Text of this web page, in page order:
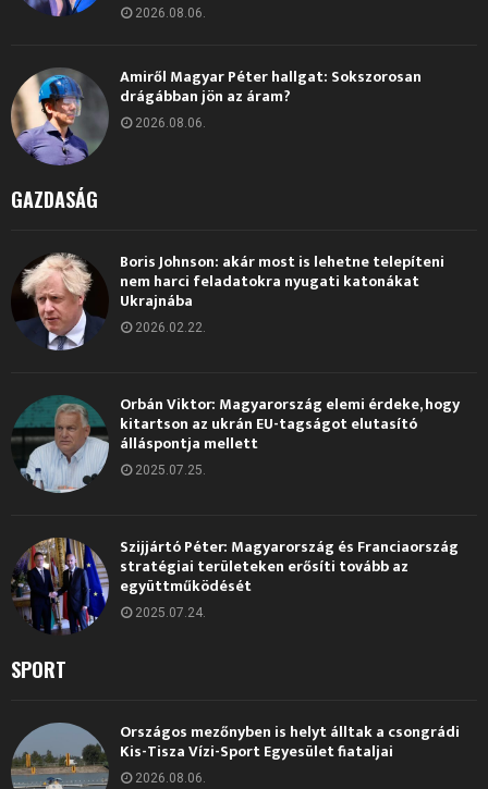
2026.08.06.
Amiről Magyar Péter hallgat: Sokszorosan
drágábban jön az áram?
2026.08.06.
GAZDASÁG
Boris Johnson: akár most is lehetne telepíteni
nem harci feladatokra nyugati katonákat
Ukrajnába
2026.02.22.
Orbán Viktor: Magyarország elemi érdeke, hogy
kitartson az ukrán EU-tagságot elutasító
álláspontja mellett
2025.07.25.
Szijjártó Péter: Magyarország és Franciaország
stratégiai területeken erősíti tovább az
együttműködését
2025.07.24.
SPORT
Országos mezőnyben is helyt álltak a csongrádi
Kis-Tisza Vízi-Sport Egyesület fiataljai
2026.08.06.